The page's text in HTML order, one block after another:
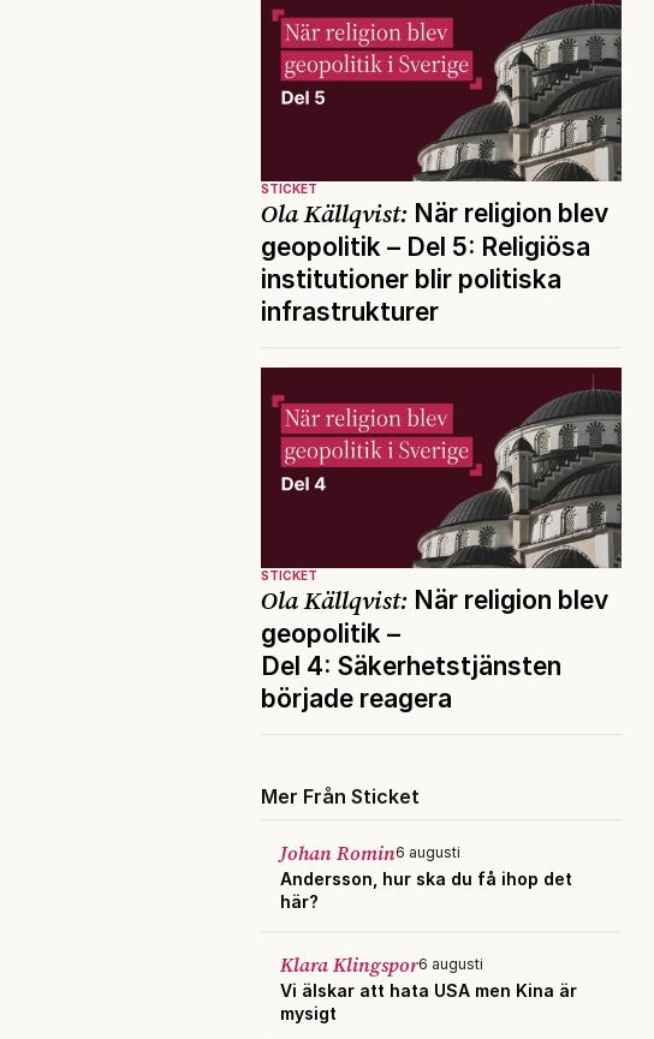
STICKET
Ola Källqvist: När religion blev
geopolitik – Del 5: Religiösa
institutioner blir politiska
infrastrukturer
STICKET
Ola Källqvist: När religion blev
geopolitik –
Del 4: Säkerhetstjänsten
började reagera
Mer Från Sticket
Johan Romin6 augusti
Andersson, hur ska du få ihop det
här?
Klara Klingspor6 augusti
Vi älskar att hata USA men Kina är
mysigt